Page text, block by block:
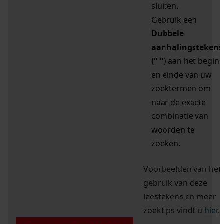
sluiten.
Gebruik een
Dubbele
(" ") aan het begin
en einde van uw
zoektermen om
naar de exacte
combinatie van
woorden te
zoeken.
Voorbeelden van
gebruik van deze
leestekens en meer
zoektips vindt u hier.